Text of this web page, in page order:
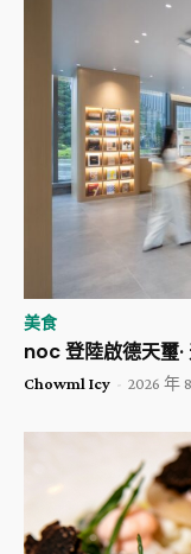
美食
noc 登陸啟德天璽
Chowml Icy - 2026 年